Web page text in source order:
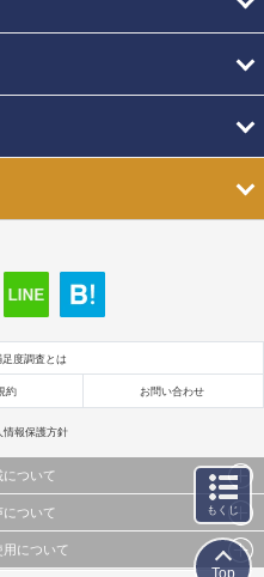
度調査とは
約 お問い合わせ
情報保護方針
について
スト、画像データ等）及びこれらの配置・
どの二次利用を行うことは固く禁じており
ついて
用者が提出された見解・感想です。
用について
もくじ
Top